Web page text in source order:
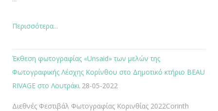
Περισσότερα...
Έκθεση φωτογραφίας «Unsaid» των μελών της
Φωτογραφικής Λέσχης Κορίνθου στο Δημοτικό κτήριο BEAU
RIVAGE στο Λουτράκι 28-05-2022
Διεθνές Φεστιβάλ Φωτογραφίας Κορινθίας 2022Corinth